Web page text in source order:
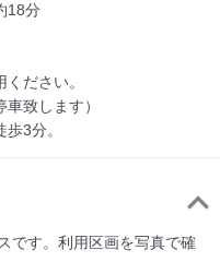
18分
ださい。
致します）
3分。
です。利用区画を写真で確